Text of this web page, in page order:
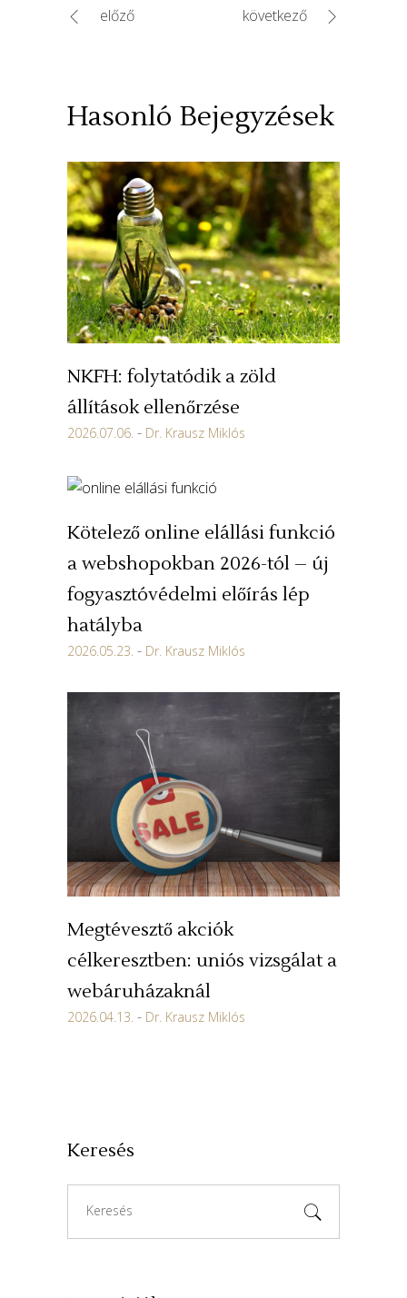
előző következő
Hasonló Bejegyzések
NKFH: folytatódik a zöld
állítások ellenőrzése
2026.07.06. Dr. Krausz Miklós
Kötelező online elállási funkció
a webshopokban 2026-tól – új
fogyasztóvédelmi előírás lép
hatályba
2026.05.23. Dr. Krausz Miklós
Megtévesztő akciók
célkeresztben: uniós vizsgálat a
webáruházaknál
2026.04.13. Dr. Krausz Miklós
Keresés
for: